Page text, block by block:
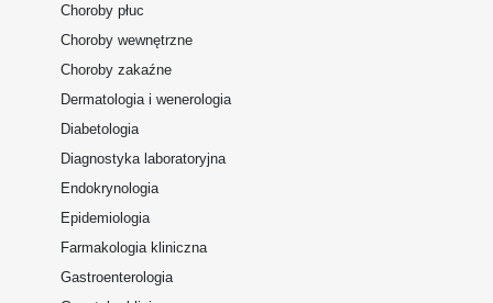
Choroby płuc
Choroby wewnętrzne
Choroby zakaźne
Dermatologia i wenerologia
Diabetologia
Diagnostyka laboratoryjna
Endokrynologia
Epidemiologia
Farmakologia kliniczna
Gastroenterologia